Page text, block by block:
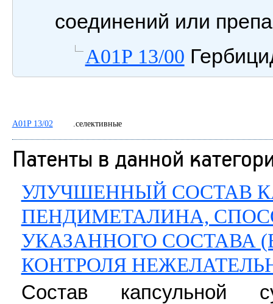
соединений или
A01P 13/00
A01P 13/02 .селективные
Патенты в данной
УЛУЧШЕННЫЙ СОСТАВ
ПЕНДИМЕТАЛИНА,
УКАЗАННОГО СОСТАВА
КОНТРОЛЯ
Состав капсульной